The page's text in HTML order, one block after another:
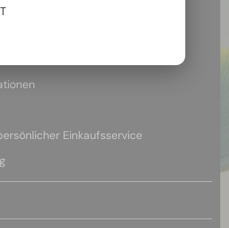
Einkaufsservice